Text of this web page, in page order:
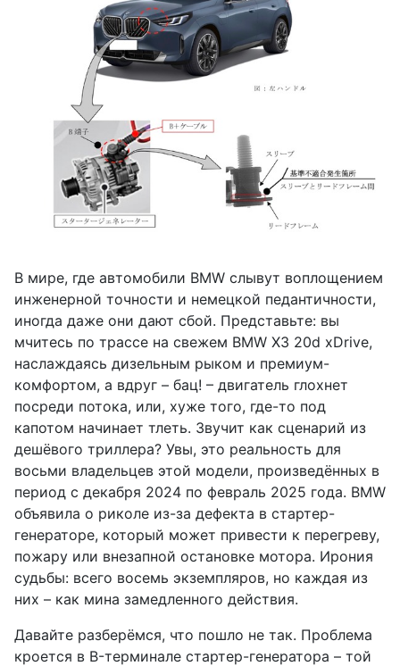
В мире, где автомобили BMW слывут воплощением
инженерной точности и немецкой педантичности,
иногда даже они дают сбой. Представьте: вы
мчитесь по трассе на свежем BMW X3 20d xDrive,
наслаждаясь дизельным рыком и премиум-
комфортом, а вдруг – бац! – двигатель глохнет
посреди потока, или, хуже того, где-то под
капотом начинает тлеть. Звучит как сценарий из
дешёвого триллера? Увы, это реальность для
восьми владельцев этой модели, произведённых в
период с декабря 2024 по февраль 2025 года. BMW
объявила о риколе из-за дефекта в стартер-
генераторе, который может привести к перегреву,
пожару или внезапной остановке мотора. Ирония
судьбы: всего восемь экземпляров, но каждая из
них – как мина замедленного действия.
Давайте разберёмся, что пошло не так. Проблема
кроется в B-терминале стартер-генератора – той